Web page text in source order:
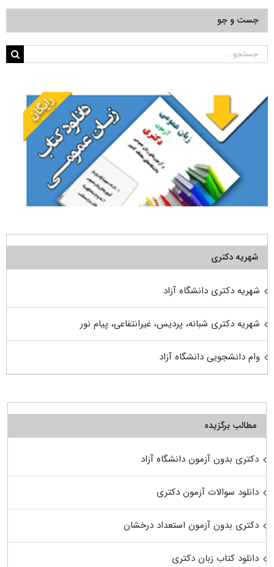
جست و جو
جستجو
شهریه دکتری
شهریه دکتری دانشگاه آزاد
شهریه دکتری شبانه، پردیس، غیرانتفاعی، پیام نور
وام دانشجویی دانشگاه آزاد
مطالب برگزیده
دکتری بدون آزمون دانشگاه آزاد
دانلود سوالات آزمون دکتری
دکتری بدون آزمون استعداد درخشان
دانلود کتاب زبان دکتری